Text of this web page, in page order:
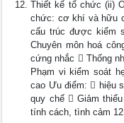
Thiết kế tổ chức (ii)
chức: cơ khí và hữu
cấu trúc được kiểm
Chuyên môn hoá
cứng nhắc  Thống
Phạm vi kiểm soát
cao Ưu điểm:  hiệu
quy chế  Giảm
tính cách, tình cảm 12